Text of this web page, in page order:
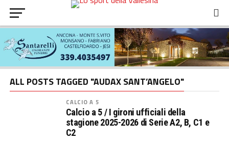
ALL POSTS TAGGED "AUDAX SANT’ANGELO"
CALCIO A 5
Calcio a 5 / I gironi ufficiali della
stagione 2025-2026 di Serie A2, B, C1 e
C2